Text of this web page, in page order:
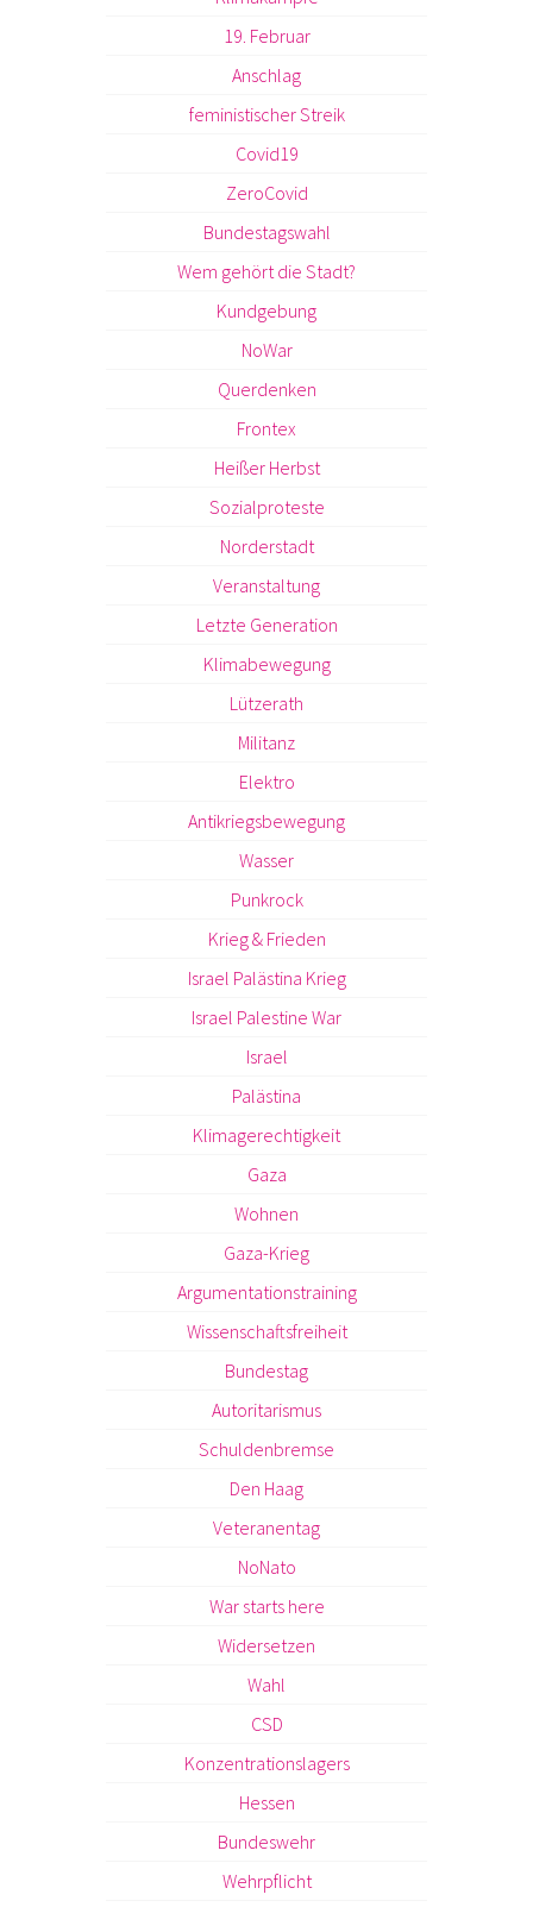
19. Februar
Anschlag
feministischer Streik
Covid19
ZeroCovid
Bundestagswahl
Wem gehört die Stadt?
Kundgebung
NoWar
Querdenken
Frontex
Heißer Herbst
Sozialproteste
Norderstadt
Veranstaltung
Letzte Generation
Klimabewegung
Lützerath
Militanz
Elektro
Antikriegsbewegung
Wasser
Punkrock
Krieg & Frieden
Israel Palästina Krieg
Israel Palestine War
Israel
Palästina
Klimagerechtigkeit
Gaza
Wohnen
Gaza-Krieg
Argumentationstraining
Wissenschaftsfreiheit
Bundestag
Autoritarismus
Schuldenbremse
Den Haag
Veteranentag
NoNato
War starts here
Widersetzen
Wahl
CSD
Konzentrationslagers
Hessen
Bundeswehr
Wehrpflicht